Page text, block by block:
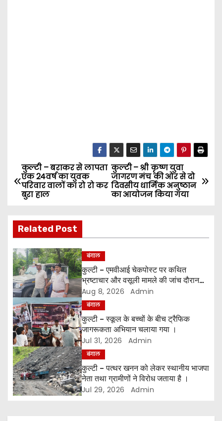
P
o
t
n
a
v
i
g
a
t
कुल्टी – श्री कृष्ण युवा
जागरण मंच की ओर से दो
दिवसीय धार्मिक अनुष्ठान
का आयोजन किया गया
कुल्टी – बराकर से लापता
एक 24वर्ष का युवक
परिवार वालों का रो रो कर
बुरा हाल
Related Post
बंगाल
कुल्टी – एमवीआई चेकपोस्ट पर कथित
भ्रष्टाचार और वसूली मामले की जांच दौरान
चलबलपुर से एक और दलाल को किया गया
गिरफ्तार
Aug 8, 2026 Admin
बंगाल
कुल्टी – स्कूल के बच्चों के बीच ट्रैफिक
जागरूकता अभियान चलाया गया ।
Jul 31, 2026 Admin
बंगाल
कुल्टी – पत्थर खनन को लेकर स्थानीय भाजपा
नेता तथा ग्रामीणों ने विरोध जताया है ।
Jul 29, 2026 Admin